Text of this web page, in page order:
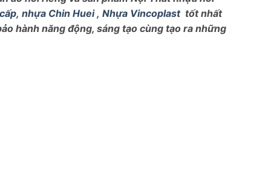
, nhựa Chin Huei, Nhựa Vincoplasttốt nhất
hành năng động, sáng tạo cùng tạo ra những